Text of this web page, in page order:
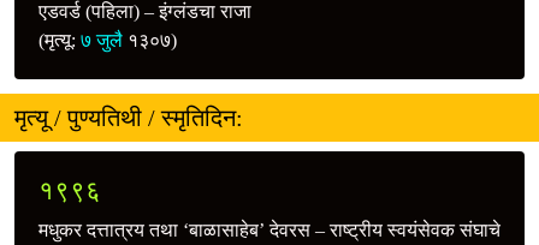
एडवर्ड (पहिला) – इंग्लंडचा राजा
(मृत्यू: ७ जुलै १३०७)
मृत्यू / पुण्यतिथी / स्मृतिदिन:
१९९६
मधुकर दत्तात्रय तथा ‘बाळासाहेब’ देवरस – राष्ट्रीय स्वयंसेवक संघाचे